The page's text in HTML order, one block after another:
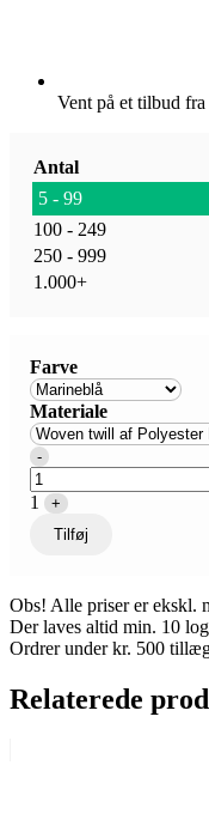
Vent på et tilbud fra
Antal
5 - 99
100 - 249
250 - 999
1.000+
Farve
Materiale
Quantity
-
1
+
Tilføj
Obs! Alle priser er ekskl.
Der laves altid min. 10
Ordrer under kr. 500
Relaterede